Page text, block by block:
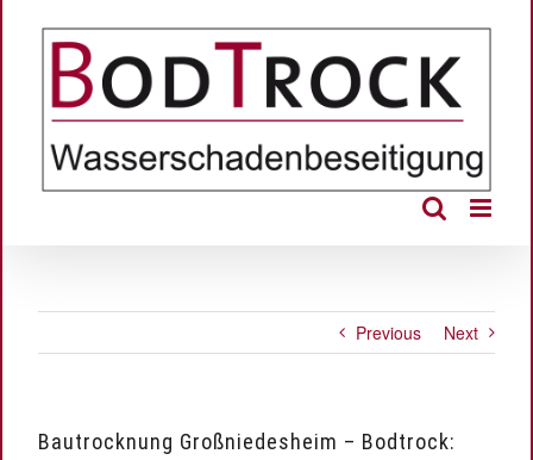
Previous Next
Bautrocknung Großniedesheim – Bodtrock: